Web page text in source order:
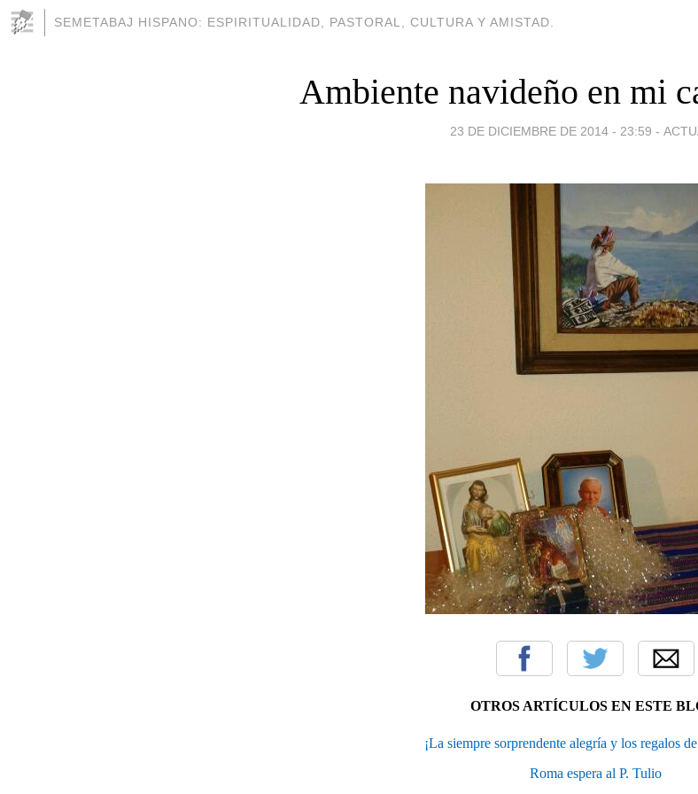
SEMETABAJ HISPANO: ESPIRITUALIDAD, PASTORAL, CULTURA Y AMISTAD.
Ambiente navideño en mi
23 DE DICIEMBRE DE 2014 - 23:59 -
OTROS ARTÍCULOS EN ESTE
¡La siempre sorprendente alegría y los regalos
Roma espera al P. Tulio